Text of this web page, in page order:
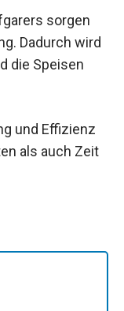
sorgen
Dadurch wird
die Speisen
und Effizienz
als auch Zeit